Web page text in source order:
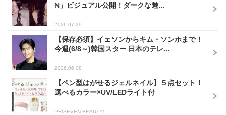
N」ビジュアル公開！ダークな魅...
2026.07.29
【保存必須】イェソンからキム・ソンホまで！
今週(6/8～)韓国スター 日本のテレ...
2026.06.08
【ペン型はがせるジェルネイル】５点セット！
選べるカラー×UV/LEDライト付
PR(SEVEN BEAUTY)